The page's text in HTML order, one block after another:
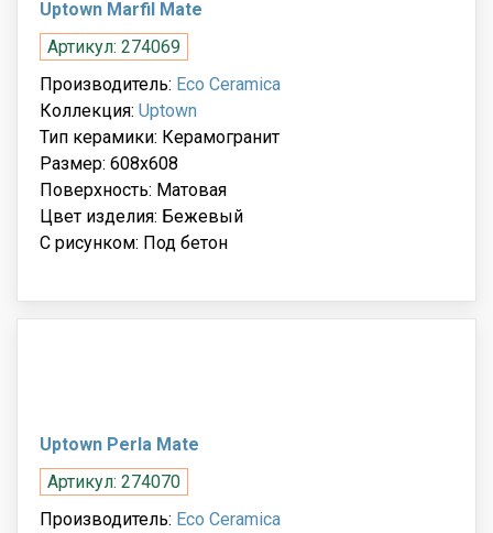
Uptown Marfil Mate
Артикул: 274069
Производитель: Eco Ceramica
Коллекция: Uptown
Тип керамики: Керамогранит
Размер: 608x608
Поверхность: Матовая
Цвет изделия: Бежевый
С рисунком: Под бетон
Uptown Perla Mate
Артикул: 274070
Производитель: Eco Ceramica